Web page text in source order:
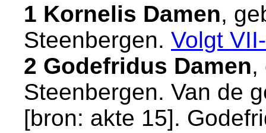
1 Kornelis Damen,
Steenbergen. Volgt
2 Godefridus Damen,
Steenbergen. Van de
[bron: akte 15].